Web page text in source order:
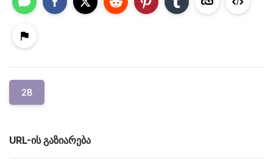
2B
URL-ის გაზიარება